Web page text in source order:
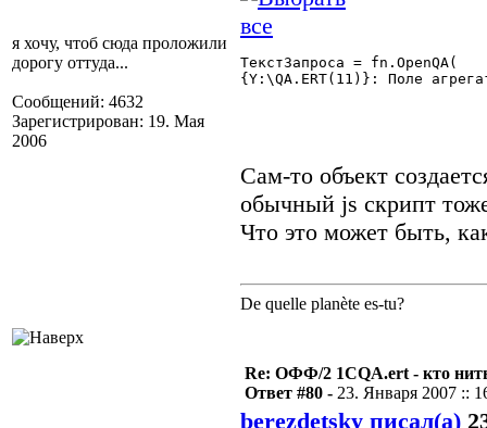
я хочу, чтоб сюда проложили
дорогу оттуда...
Сообщений: 4632
Зарегистрирован: 19. Мая
2006
ТекстЗапроса = fn.OpenQA(	"select iddoc [doc $document]
{Y:\QA.ERT(11)}: Поле
Сам-то объект
обычный js скрипт
Что это может быть,
De quelle planète es-tu?
Re: ОФФ/2 1CQA.ert - кто
Ответ #80 - 23. Января 2007 ::
berezdetsky писал(а)